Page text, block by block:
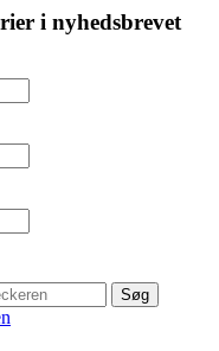
i nyhedsbrevet